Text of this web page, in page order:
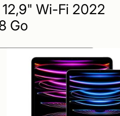
Wi-Fi 2022
Go